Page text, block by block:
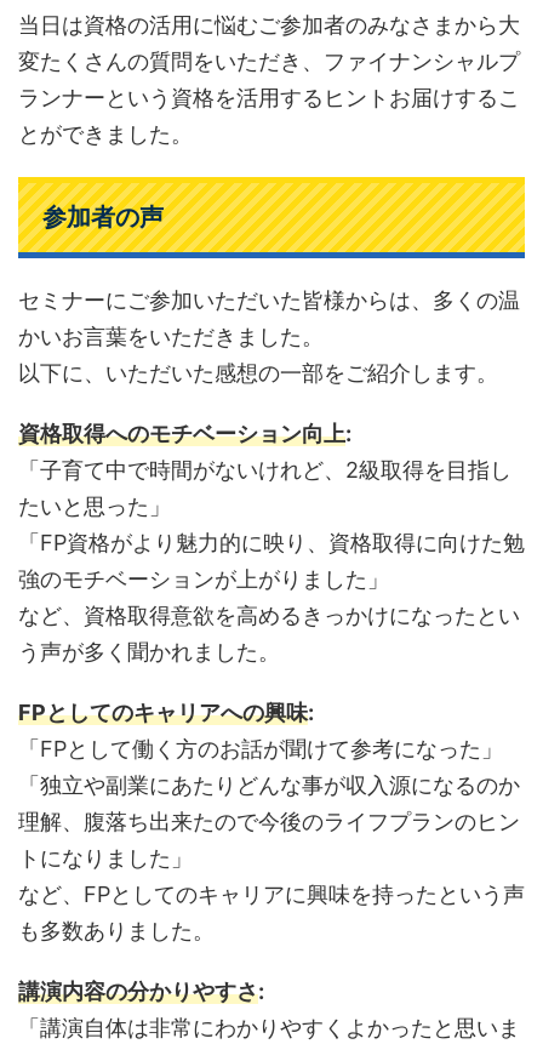
当日は資格の活用に悩むご参加者のみなさまから大
変たくさんの質問をいただき、ファイナンシャルプ
ランナーという資格を活用するヒントお届けするこ
とができました。
参加者の声
セミナーにご参加いただいた皆様からは、多くの温
かいお言葉をいただきました。
以下に、いただいた感想の一部をご紹介します。
資格取得へのモチベーション向上:
「子育て中で時間がないけれど、2級取得を目指し
たいと思った」
「FP資格がより魅力的に映り、資格取得に向けた勉
強のモチベーションが上がりました」
など、資格取得意欲を高めるきっかけになったとい
う声が多く聞かれました。
FPとしてのキャリアへの興味:
「FPとして働く方のお話が聞けて参考になった」
「独立や副業にあたりどんな事が収入源になるのか
理解、腹落ち出来たので今後のライフプランのヒン
トになりました」
など、FPとしてのキャリアに興味を持ったという声
も多数ありました。
講演内容の分かりやすさ:
「講演自体は非常にわかりやすくよかったと思いま